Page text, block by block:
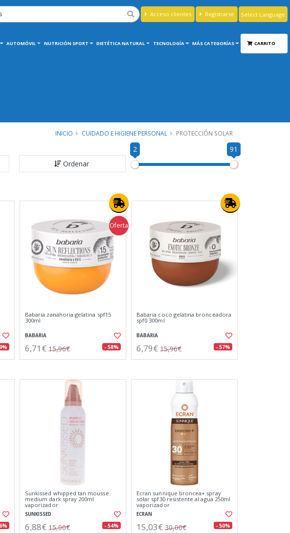
Acceso clientes Registrarse
Translate
AUTOMÓVIL NUTRICIÓN SPORT DIETÉTICA NATURAL TECNOLOGÍA MÁS CATEGORÍAS CARRITO
INICIO CUIDADO E HIGIENE PERSONAL PROTECCIÓN SOLAR
Ordenar
2 91
Oferta
Babaria zanahoria gelatina spf15
300ml
BABARIA
6,71€ 15,96€ - 58%
Babaria coco gelatina bronceadora
spf0 300ml
BABARIA
6,79€ 15,96€ - 57%
Sunkissed whipped tan mousse
medium dark spray 200ml
vaporizador
SUNKISSED
6,88€ 15,00€ - 54%
Ecran sunnique broncea+ spray
solar spf30 resistente al agua 250ml
vaporizador
ECRAN
15,03€ 30,00€ - 50%